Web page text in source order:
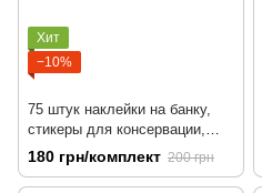
Хит
−10%
75 штук наклейки на банку,
стикеры для консервации,
кухонные этикетки на банки
10x6 cм
180 грн/комплект 200 грн